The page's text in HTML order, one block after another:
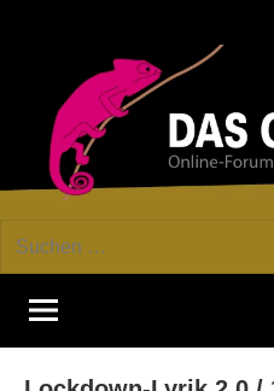
GEDICHT
blog
Forum
von
DAS
Suchen